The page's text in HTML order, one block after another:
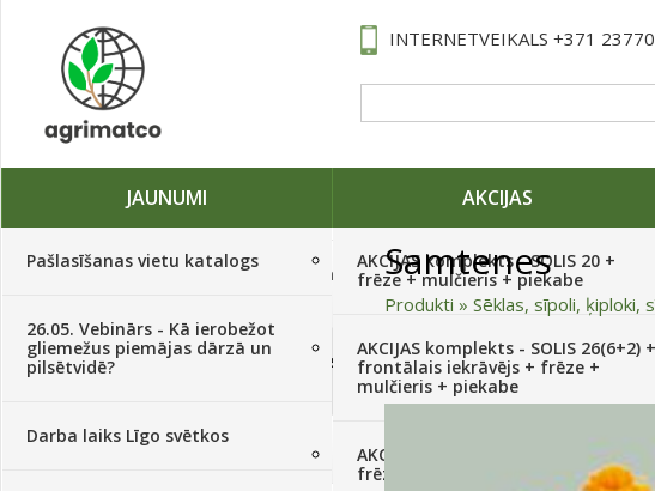
INTERNETVEIKALS +371
JAUNUMI
Pašlasīšanas vietu katalogs
26.05. Vebinārs - Kā ierobežot
gliemežus piemājas dārzā un
pilsētvidē?
Darba laiks Līgo svētkos
AKCIJAS
AKCIJAS komplekts - SOLIS 20 +
frēze + mulčieris + piekabe
AKCIJAS komplekts - SOLIS 26(6+2) +
frontālais iekrāvējs + frēze +
mulčieris + piekabe
AKCIJAS komplekts - SOLIS 26 HST +
frēze + mulčieris
Traktori, tehnika, rezerves daļas,
Sēklas, sīpoli, ķiploki, sīpolpuķes,
kartupeļi
Augu aizsardzība(366)
Samtenes
Produkti » Sēklas, sīpoli, ķiploki,